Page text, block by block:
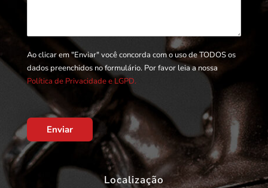
Ao clicar em "Enviar" você concorda com o uso de TODOS os
dados preenchidos no formulário. Por favor leia a nossa
Política de Privacidade e LGPD.
Enviar
Localização